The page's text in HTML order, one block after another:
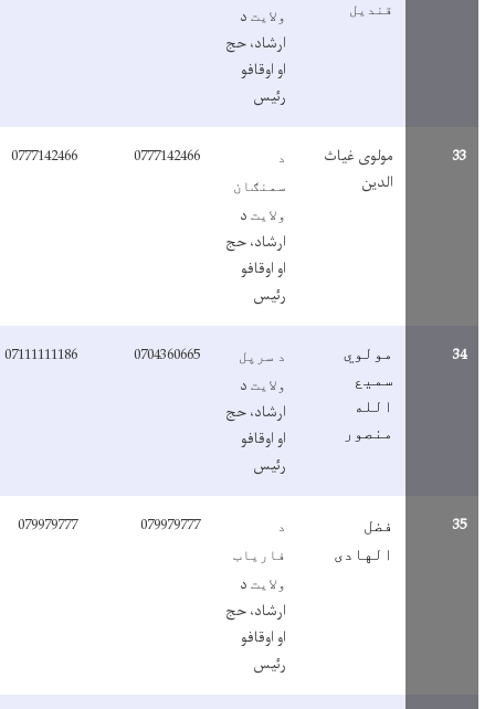
قندیل
ولایت د
ارشاد، حج
او اوقافو
رئیس
مولوی غیاث
سمنګان
ولایت د
ارشاد، حج
او اوقافو
رئیس
0777142466
0777142466
مولوي
سمیع
الله
منصور
د سرپل
ولایت د
ارشاد، حج
او اوقافو
رئیس
0704360665
07111111186
الهادی
فاریاب
ولایت د
ارشاد، حج
او اوقافو
رئیس
079979777
079979777